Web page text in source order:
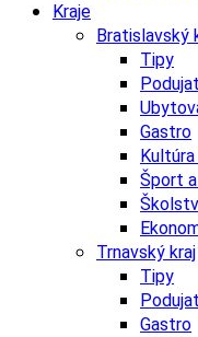
Kraje
Bratislavský
Tipy
Gastro
Šport
Trnavský kraj
Tipy
Gastro